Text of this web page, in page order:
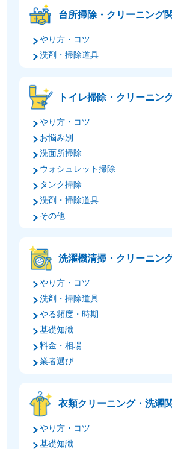
台所掃除・クリーニング
やり方・コツ
洗剤・掃除道具
トイレ掃除・クリーニン
やり方・コツ
お悩み別
洗面所掃除
ウォシュレット掃除
タンク掃除
洗剤・掃除道具
その他
洗濯機清掃・クリーニン
やり方・コツ
洗剤・掃除道具
やる頻度・時期
基礎知識
料金・相場
業者選び
衣類クリーニング・洗濯
やり方・コツ
基礎知識